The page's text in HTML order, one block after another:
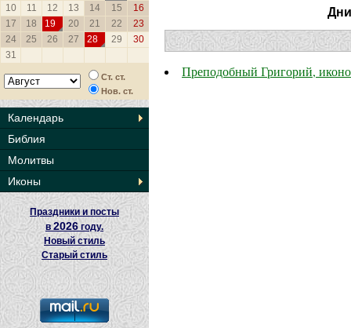
10
11 12 13 14 15
16
17
18 19 20 21 22
23
24
25 26 27 28 29
30
31
Ст. ст.
Нов. ст.
Календарь
Библия
Молитвы
Иконы
Праздники и посты
в2026 году.
Новый стиль
Старый стиль
Преподобный Григорий,